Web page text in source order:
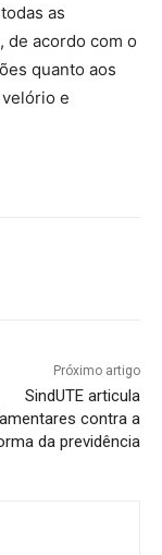
as
de acordo com o
quanto aos
e
Próximo artigo
SindUTE articula
contra a
da previdência